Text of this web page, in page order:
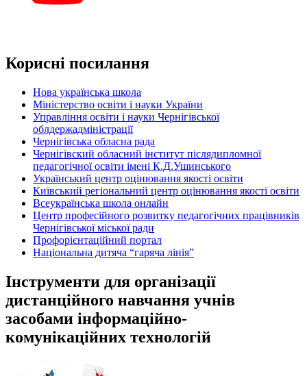
Корисні посилання
Нова українська школа
Міністерство освіти і науки України
Управління освіти і науки Чернігівської
облдержадміністрації
Чернігівська обласна рада
Чернігівский обласний інститут післядипломної
педагогічної освіти імені К.Д.Ушинського
Український центр оцінювання якості освіти
Київський регіональний центр оцінювання якості освіти
Всеукраїнська школа онлайн
Центр професійного розвитку педагогічних працівників
Чернігівської міської ради
Профорієнтаційний портал
Національна дитяча “гаряча лінія”
Інструменти для організації
дистанційного навчання учнів
засобами інформаційно-
комунікаційних технологій